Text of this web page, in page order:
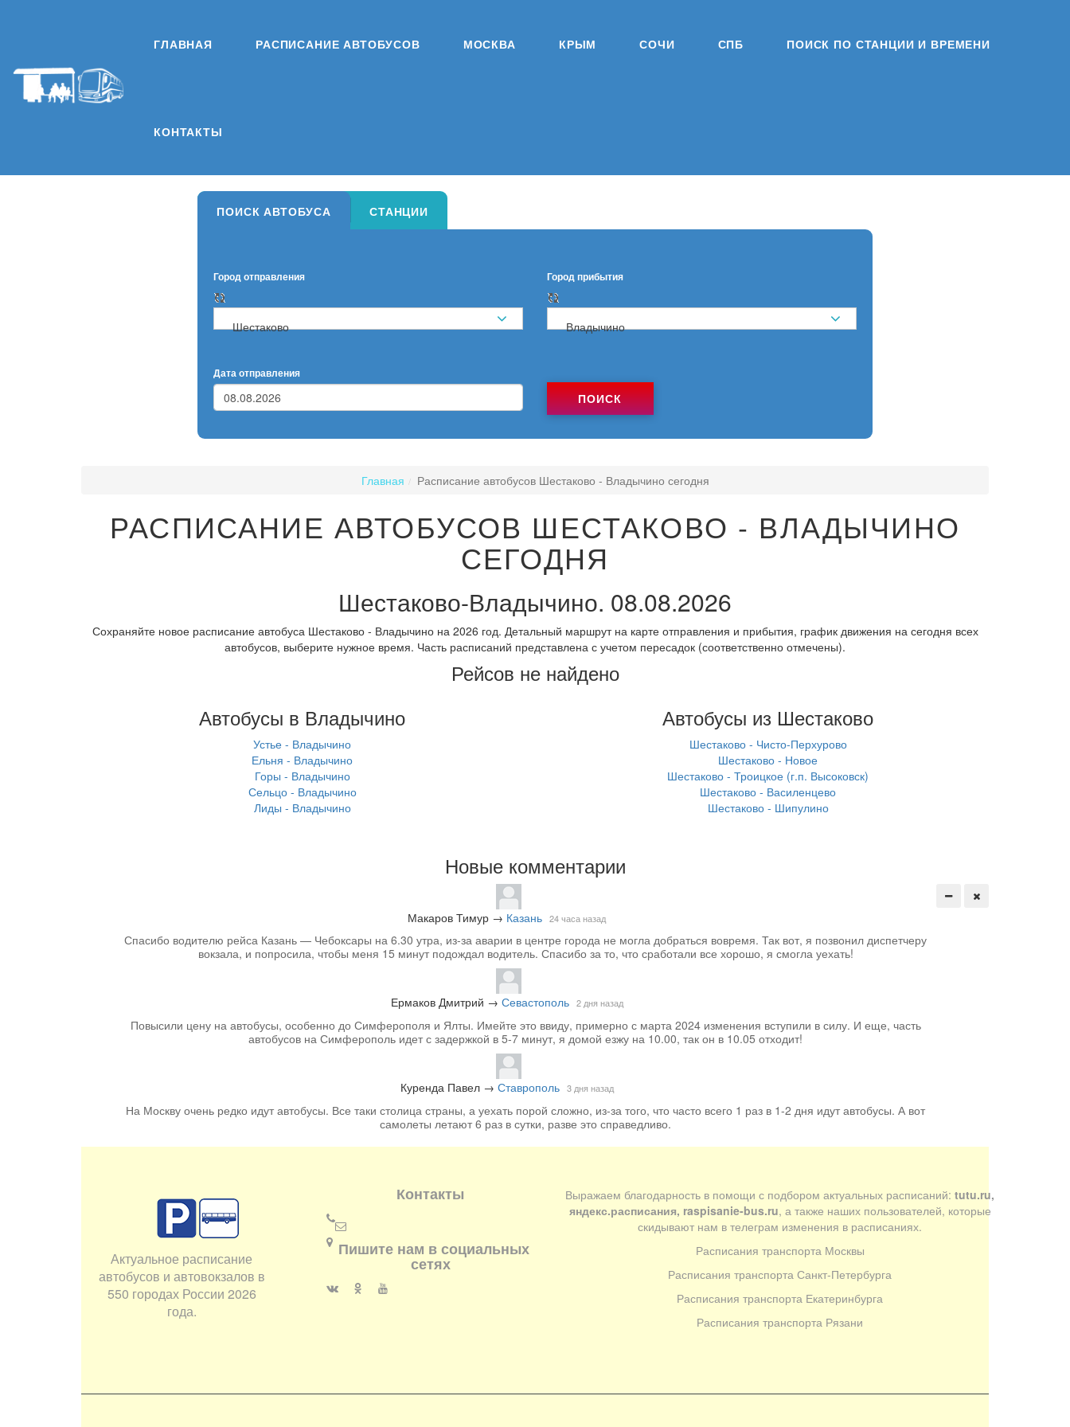
ГЛАВНАЯ РАСПИСАНИЕ АВТОБУСОВ МОСКВА КРЫМ СОЧИ СПБ ПОИСК ПО СТАНЦИИ И ВРЕМЕНИ
КОНТАКТЫ
ПОИСК АВТОБУСА СТАНЦИИ
Город отправления
Шестаково
Город прибытия
Владычино
Дата отправления
ПОИСК
Главная Расписание автобусов Шестаково - Владычино сегодня
РАСПИСАНИЕ АВТОБУСОВ ШЕСТАКОВО - ВЛАДЫЧИНО
СЕГОДНЯ
Шестаково-Владычино. 08.08.2026
Сохраняйте новое расписание автобуса Шестаково - Владычино на 2026 год. Детальный маршрут на карте отправления и прибытия, график движения на сегодня всех
автобусов, выберите нужное время. Часть расписаний представлена с учетом пересадок (соответственно отмечены).
Рейсов не найдено
Автобусы в Владычино
Устье - Владычино
Ельня - Владычино
Горы - Владычино
Сельцо - Владычино
Лиды - Владычино
Автобусы из Шестаково
Шестаково - Чисто-Перхурово
Шестаково - Новое
Шестаково - Троицкое (г.п. Высоковск)
Шестаково - Василенцево
Шестаково - Шипулино
Новые комментарии
Макаров Тимур → Казань 24 часа назад
Спасибо водителю рейса Казань — Чебоксары на 6.30 утра, из-за аварии в центре города не могла добраться вовремя. Так вот, я позвонил диспетчеру
вокзала, и попросила, чтобы меня 15 минут подождал водитель. Спасибо за то, что сработали все хорошо, я смогла уехать!
Ермаков Дмитрий → Севастополь 2 дня назад
Повысили цену на автобусы, особенно до Симферополя и Ялты. Имейте это ввиду, примерно с марта 2024 изменения вступили в силу. И еще, часть
автобусов на Симферополь идет с задержкой в 5-7 минут, я домой езжу на 10.00, так он в 10.05 отходит!
Куренда Павел→ Ставрополь 3 дня назад
На Москву очень редко идут автобусы. Все таки столица страны, а уехать порой сложно, из-за того, что часто всего 1 раз в 1-2 дня идут автобусы. А вот
самолеты летают 6 раз в сутки, разве это справедливо.
Актуальное расписание
автобусов и автовокзалов в
550 городах России 2026
года.
Контакты
Пишите нам в социальных
сетях
Выражаем благодарность в помощи с подбором актуальных расписаний: tutu.ru,
яндекс.расписания, raspisanie-bus.ru, а также наших пользователей, которые
скидывают нам в телеграм изменения в расписаниях.
Расписания транспорта Москвы
Расписания транспорта Санкт-Петербурга
Расписания транспорта Екатеринбурга
Расписания транспорта Рязани